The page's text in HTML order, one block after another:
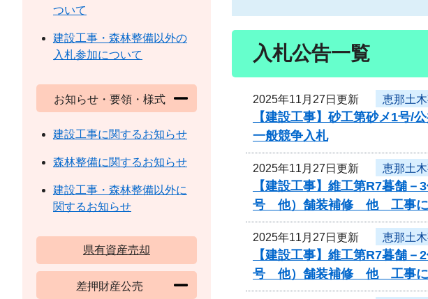
入札公告一覧
2025年11月27日更新 恵那土
【建設工事】砂工第砂メ1号/
一般競争入札
2025年11月27日更新 恵那土
【建設工事】維工第R7暮舗
号 他）舗装補修 他 工事に
2025年11月27日更新 恵那土
【建設工事】維工第R7暮舗
号 他）舗装補修 他 工事に
ついて
建設工事・森林整備以外の
入札参加について
お知らせ・要領・様式
建設工事に関するお知らせ
森林整備に関するお知らせ
建設工事・森林整備以外に
関するお知らせ
県有資産売却
差押財産公売